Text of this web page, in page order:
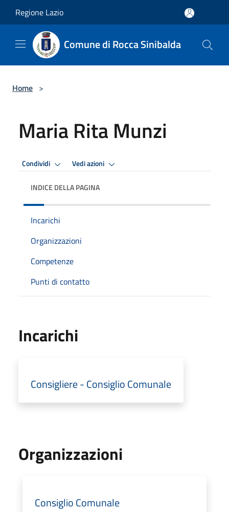
Regione Lazio
Comune di Rocca Sinibalda
Home >
Maria Rita Munzi
Condividi Vedi azioni
INDICE DELLA PAGINA
Incarichi
Organizzazioni
Competenze
Punti di contatto
Incarichi
Consigliere - Consiglio Comunale
Organizzazioni
Consiglio Comunale